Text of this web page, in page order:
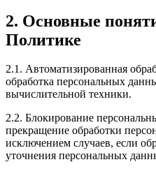
2. Основные
Политике
2.1. Автоматизированная
обработка персональных
вычислительной техники.
2.2. Блокирование
прекращение обработки
исключением случаев, если
уточнения персональных